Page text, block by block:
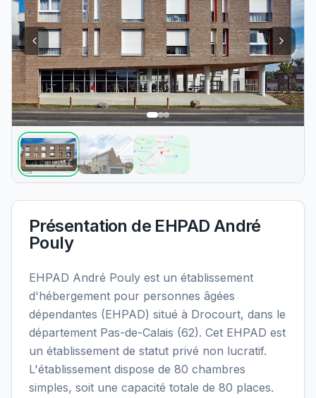
Présentation de EHPAD André
Pouly
EHPAD André Pouly est un établissement
d'hébergement pour personnes âgées
dépendantes (EHPAD) situé à Drocourt, dans le
département Pas-de-Calais (62). Cet EHPAD est
un établissement de statut privé non lucratif.
L'établissement dispose de 80 chambres
simples, soit une capacité totale de 80 places.